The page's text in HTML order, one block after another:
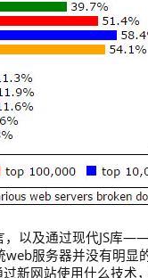
以及通过现代JS库
服务器并没有明
新网站使用什么技